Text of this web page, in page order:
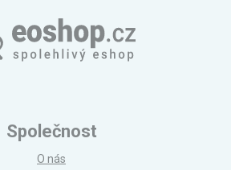
Společnost
O nás